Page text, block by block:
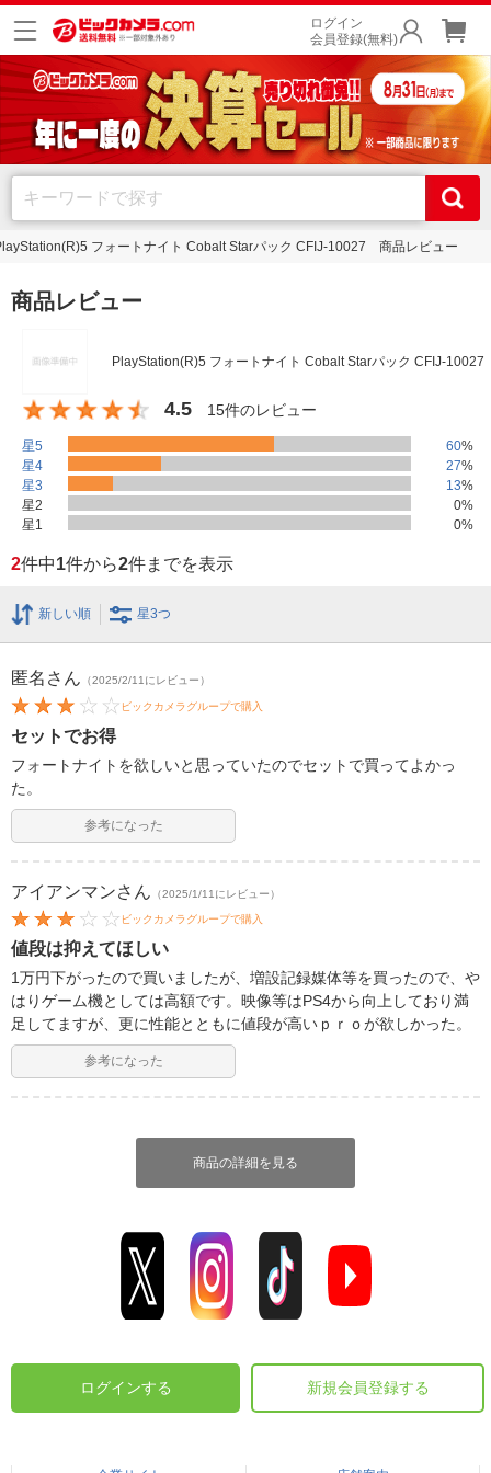
ログイン
会員登録(無料)
フォートナイト Cobalt Starパック CFIJ-10027 商品レビュー
商品レビュー
PlayStation(R)5 フォートナイト Cobalt Starパック CFIJ-10027
4.5 15件のレビュー
星5 60%
星4
27%
星3
13%
星2
0%
星1
0%
2件中1件から2件までを表示
新しい順 星3つ
匿名 さん （2025/2/11にレビュー）
ビックカメラグループで購入
セットでお得
フォートナイトを欲しいと思っていたのでセットで買ってよかっ
た。
参考になった
アイアンマンさん （2025/1/11にレビュー）
ビックカメラグループで購入
値段は抑えてほしい
1万円下がったので買いましたが、増設記録媒体等を買ったので、や
はりゲーム機としては高額です。映像等はPS4から向上しており満
足してますが、更に性能とともに値段が高いｐｒｏが欲しかった。
参考になった
商品の詳細を見る
ログインする 新規会員登録する